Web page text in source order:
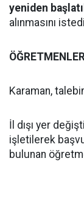
yeniden
alınmasını
Karaman,
İl dışı yer
işletilerek
bulunan